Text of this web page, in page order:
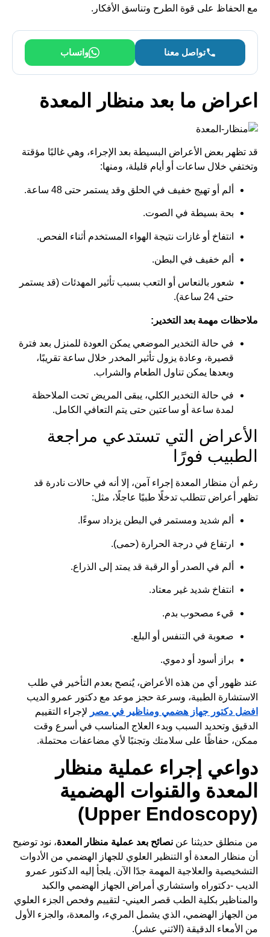
مع الحفاظ على قوة الطرح وتناسق الأفكار.
واتساب تواصل معنا
اعراض ما بعد منظار المعدة
قد تظهر بعض الأعراض البسيطة بعد الإجراء، وهي غالبًا مؤقتة
وتختفي خلال ساعات أو أيام قليلة، ومنها:
ألم أو تهيج خفيف في الحلق وقد يستمر حتى 48 ساعة.
بحة بسيطة في الصوت.
انتفاخ أو غازات نتيجة الهواء المستخدم أثناء الفحص.
ألم خفيف في البطن.
شعور بالنعاس أو التعب بسبب تأثير المهدئات (قد يستمر
حتى 24 ساعة).
ملاحظات مهمة بعد التخدير:
في حالة التخدير الموضعي يمكن العودة للمنزل بعد فترة
قصيرة، وعادة يزول تأثير المخدر خلال ساعة تقريبًا،
وبعدها يمكن تناول الطعام والشراب.
في حالة التخدير الكلي، يبقى المريض تحت الملاحظة
لمدة ساعة أو ساعتين حتى يتم التعافي الكامل.
الأعراض التي تستدعي مراجعة
الطبيب فورًا
رغم أن منظار المعدة إجراء آمن، إلا أنه في حالات نادرة قد
تظهر أعراض تتطلب تدخلًا طبيًا عاجلًا، مثل:
ألم شديد ومستمر في البطن يزداد سوءًا.
ارتفاع في درجة الحرارة (حمى).
ألم في الصدر أو الرقبة قد يمتد إلى الذراع.
انتفاخ شديد غير معتاد.
قيء مصحوب بدم.
صعوبة في التنفس أو البلع.
براز أسود أو دموي.
عند ظهور أي من هذه الأعراض، يُنصح بعدم التأخير في طلب
الاستشارة الطبية، وسرعة حجز موعد مع دكتور عمرو الديب
افضل دكتور جهاز هضمي ومناظير في مصر لإجراء التقييم
الدقيق وتحديد السبب وبدء العلاج المناسب في أسرع وقت
ممكن، حفاظًا على سلامتك وتجنبًا لأي مضاعفات محتملة.
دواعي إجراء عملية منظار
المعدة والقنوات الهضمية
(Upper Endoscopy)
من منطلق حديثنا عن نصائح بعد عملية منظار المعدة، نود توضيح
أن منظار المعدة أو التنظير العلوي للجهاز الهضمي من الأدوات
التشخيصية والعلاجية المهمة جدًا الآن. يلجأ إليه الدكتور عمرو
الديب -دكتوراه واستشاري أمراض الجهاز الهضمي والكبد
والمناظير بكلية الطب قصر العيني- لتقييم وفحص الجزء العلوي
من الجهاز الهضمي، الذي يشمل المريء، والمعدة، والجزء الأول
من الأمعاء الدقيقة (الاثني عشر).